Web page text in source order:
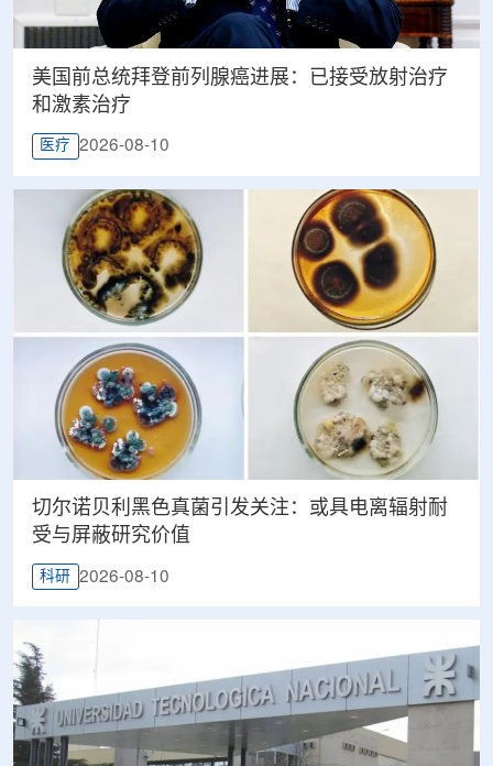
美国前总统拜登前列腺癌进展：已接受放射治疗
和激素治疗
医疗 2026-08-10
切尔诺贝利黑色真菌引发关注：或具电离辐射耐
受与屏蔽研究价值
科研 2026-08-10